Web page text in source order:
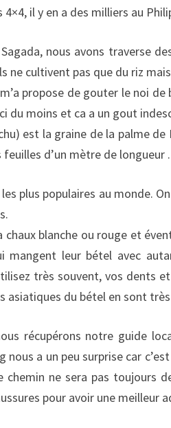
il y en a des milliers au
nous avons traverse
ne cultivent pas que du riz
propose de gouter le noi
du moins et ca a un gout
est la graine de la palme
d’un mètre de longueur .
plus populaires au monde.
chaux blanche ou rouge et
mangent leur bétel avec
très souvent, vos dents
asiatiques du bétel en sont
récupérons notre guide
a un peu surprise car
ne sera pas toujours
pour avoir une meilleur